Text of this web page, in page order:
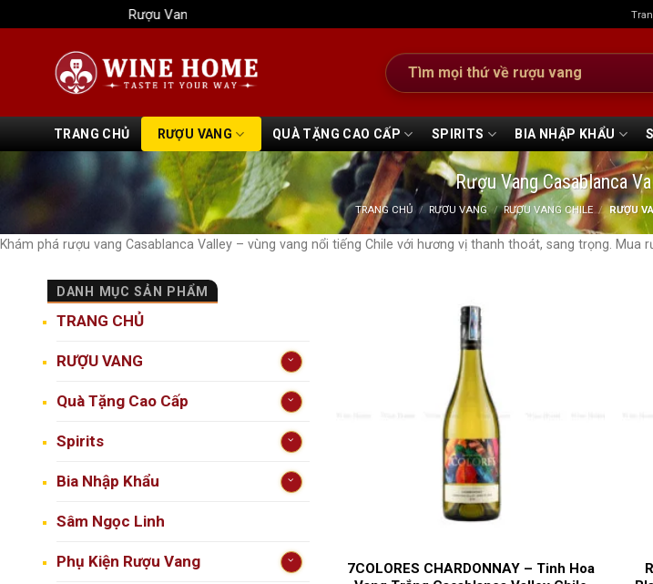
qua
Rượu Vang Wine Home
Tìm
kiếm:
TRANG CHỦ RƯỢU VANG QUÀ TẶNG CAO CẤP SPIRITS BIA NHẬP KHẨU
Rượu Vang Casablanca
TRANG CHỦ / RƯỢU VANG / RƯỢU VANG CHILE / RƯỢU
Khám phá rượu vang Casablanca Valley – vùng vang nổi tiếng Chile với hương vị thanh thoát, sang trọng.
DANH MỤC SẢN PHẨM
TRANG CHỦ
RƯỢU VANG
Quà Tặng Cao Cấp
Spirits
Bia Nhập Khẩu
Sâm Ngọc Linh
Phụ Kiện Rượu Vang
7COLORES CHARDONNAY – Tinh Hoa